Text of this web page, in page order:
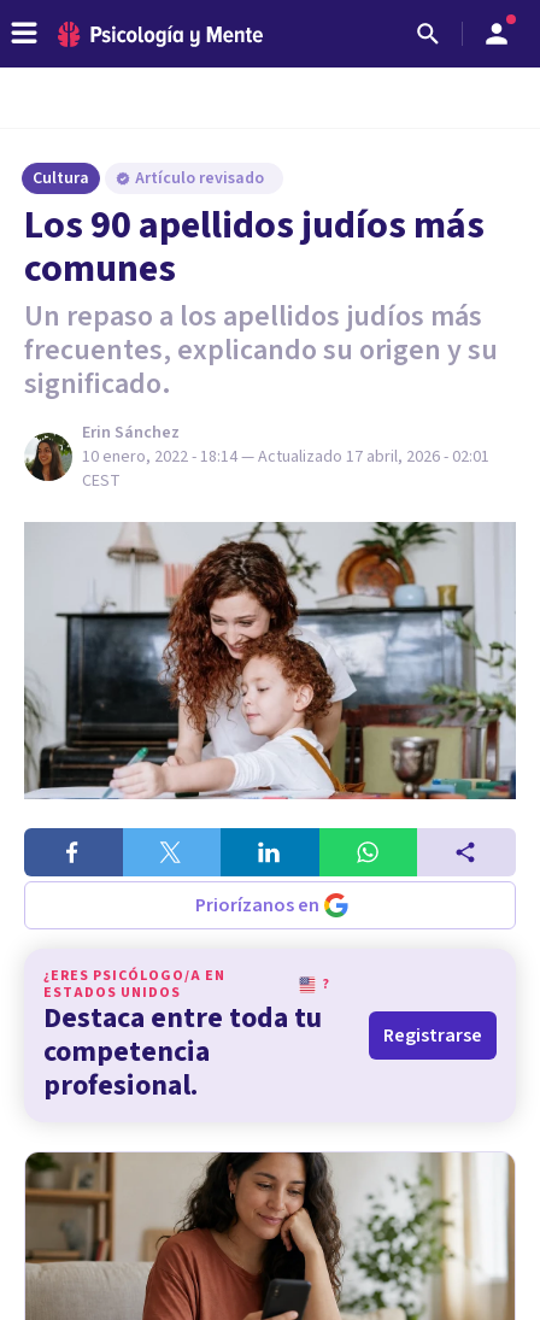
Cultura Artículo revisado
Los 90 apellidos judíos más
comunes
Un repaso a los apellidos judíos más
frecuentes, explicando su origen y su
significado.
Erin Sánchez
10 enero, 2022 - 18:14— Actualizado 17 abril, 2026 - 02:01
CEST
Priorízanos en
¿ERES PSICÓLOGO/A EN
ESTADOS UNIDOS
?
Destaca entre toda tu
competencia
profesional.
Registrarse